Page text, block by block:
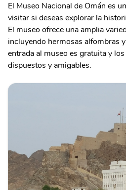
El Museo Nacional de Omán es
visitar si deseas explorar la
El museo ofrece una amplia
incluyendo hermosas alfombras
entrada al museo es gratuita y
dispuestos y amigables.